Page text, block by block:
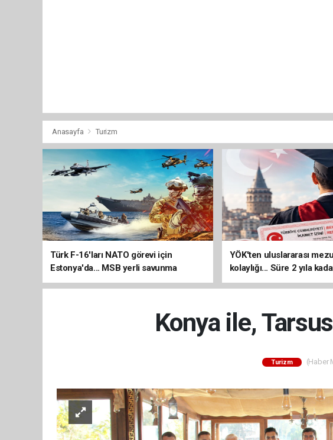
Anasayfa Turizm
Türk F-16'ları NATO görevi için
Estonya'da... MSB yerli savunma
sistemleriyle güçleniyor
YÖK'ten uluslararası
kolaylığı... Süre 2 yıla
uzatılabilecek
Konya ile,
Turizm (Haber